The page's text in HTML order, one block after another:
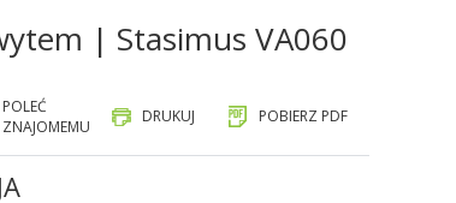
| Stasimus VA060
POLEĆ
ZNAJOMEMU
DRUKUJ POBIERZ PDF